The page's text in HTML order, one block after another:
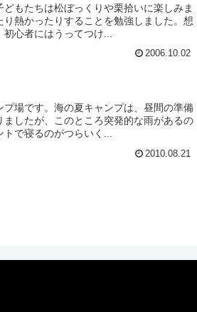
もたちは松ぼっくりや栗拾いに楽しみま
熱かったりすることを勉強しました。想
心者にはうってつけ...
2006.10.02
場です。海の夏キャンプは、昼間の準備
したが、このところ突発的な雨があるの
で寝るのがつらいく...
2010.08.21